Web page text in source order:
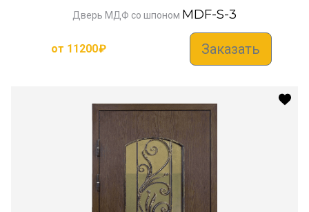
Дверь МДФ со шпоном MDF-S-3
от 11200₽ Заказать